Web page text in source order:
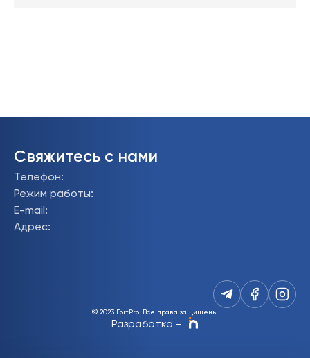
Свяжитесь с нами
Телефон:
Режим работы:
E-mail :
Адрес:
© 2023 FortPro. Все права защищены
Разработка -